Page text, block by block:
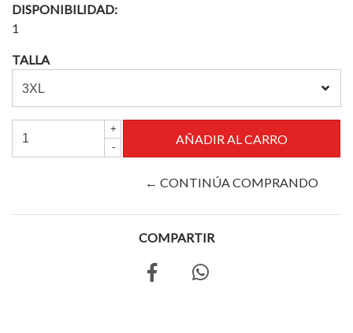
DISPONIBILIDAD:
1
TALLA
+
-
← CONTINÚA COMPRANDO
COMPARTIR